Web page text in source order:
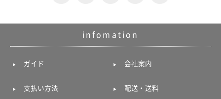
infomation
ガイド 会社案内
支払い方法 配送・送料